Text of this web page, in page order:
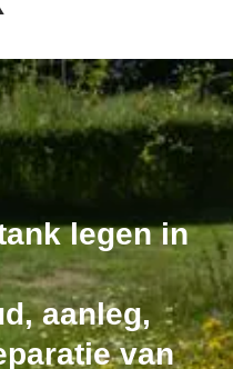
legen in
aanleg,
van